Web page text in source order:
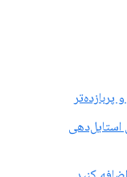
استایل‌دهی